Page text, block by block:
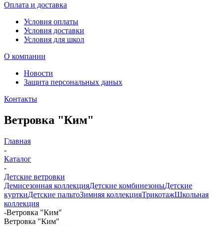
Оплата и доставка
Условия оплаты
Условия доставки
Условия для школ
О компании
Новости
Защита персональных даных
Контакты
Ветровка "Ким"
Главная
-
Каталог
-
Детские ветровки
Демисезонная коллекцияДетские комбинезоныДетские
курткиДетские пальтоЗимняя коллекцияТрикотажШкольная
коллекция
-Ветровка "Ким"
Ветровка "Ким"